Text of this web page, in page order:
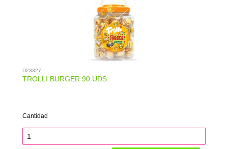
D23327
TROLLI BURGER 90 UDS
Cantidad